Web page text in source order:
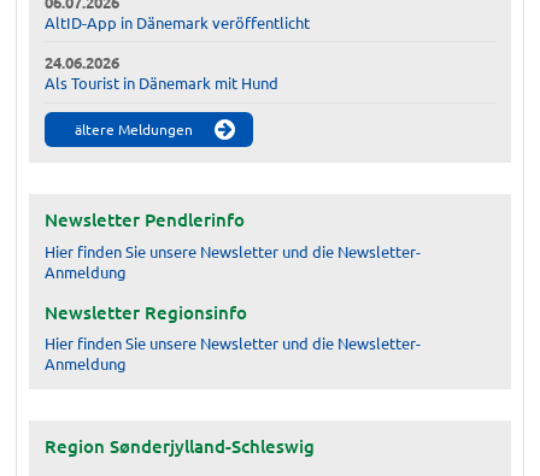
AltID-App in Dänemark veröffentlicht
24.06.2026
Als Tourist in Dänemark mit Hund
ältere Meldungen
Newsletter Pendlerinfo
Hier finden Sie unsere Newsletter und die Newsletter-
Anmeldung
Newsletter Regionsinfo
Hier finden Sie unsere Newsletter und die Newsletter-
Anmeldung
Region Sønderjylland-Schleswig